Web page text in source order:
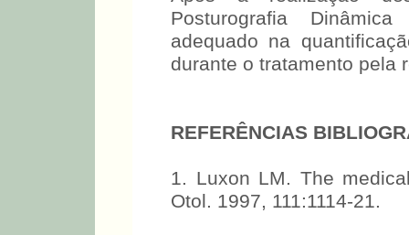
Posturografia
adequado na
durante o tratamento pela
REFERÊNCIAS
1. Luxon LM. The
Otol. 1997, 111:1114-21.